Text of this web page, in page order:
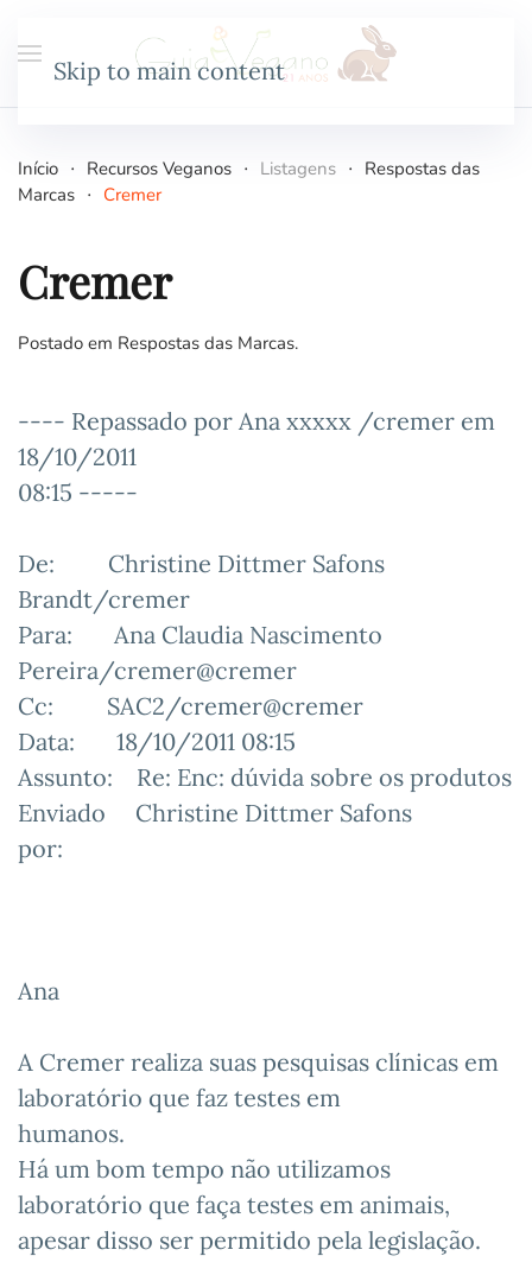
Skip to main content
Início Recursos Veganos Listagens
Respostas das
Marcas
Cremer
Cremer
Postado em Respostas das Marcas.
---- Repassado por Ana xxxxx /cremer em
18/10/2011
08:15 -----
De: Christine Dittmer Safons
Brandt/cremer
Para: Ana Claudia Nascimento
Pereira/cremer@cremer
Cc: SAC2/cremer@cremer
Data: 18/10/2011 08:15
Assunto: Re: Enc: dúvida sobre os produtos
Enviado Christine Dittmer Safons
por:
Ana
A Cremer realiza suas pesquisas clínicas em
laboratório que faz testes em
humanos.
Há um bom tempo não utilizamos
laboratório que faça testes em animais,
apesar disso ser permitido pela legislação.